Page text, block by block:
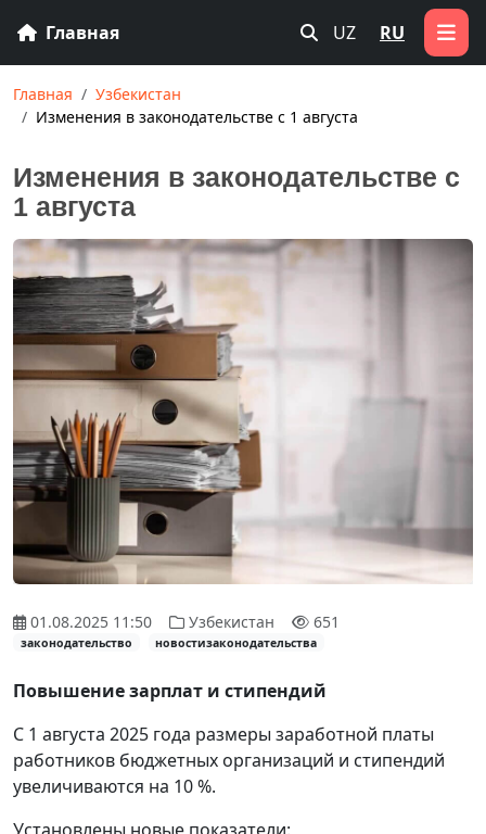
Главная UZ RU
Главная
Узбекистан
Изменения в законодательстве с 1 августа
Изменения в законодательстве с
1 августа
01.08.2025 11:50 Узбекистан 651
законодательство новостизаконодательства
Повышение зарплат и стипендий
С 1 августа 2025 года размеры заработной платы
работников бюджетных организаций и стипендий
увеличиваются на 10 %.